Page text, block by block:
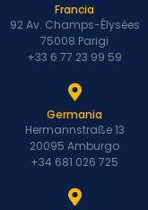
Francia
92 Av. Champs-Élysées
75008 Parigi
+33 6 77 23 99 59
Germania
Hermannstraße 13
20095 Amburgo
+34 681 026 725